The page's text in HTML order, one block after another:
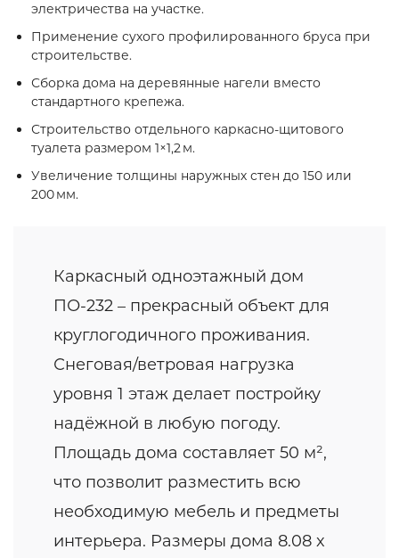
электричества на участке.
Применение сухого профилированного бруса при
строительстве.
Сборка дома на деревянные нагели вместо
стандартного крепежа.
Строительство отдельного каркасно‑щитового
туалета размером 1×1,2 м.
Увеличение толщины наружных стен до 150 или
200 мм.
Каркасный одноэтажный дом
ПО-232 – прекрасный объект для
круглогодичного проживания.
Снеговая/ветровая нагрузка
уровня 1 этаж делает постройку
надёжной в любую погоду.
Площадь дома составляет 50 м²,
что позволит разместить всю
необходимую мебель и предметы
интерьера. Размеры дома 8.08 x